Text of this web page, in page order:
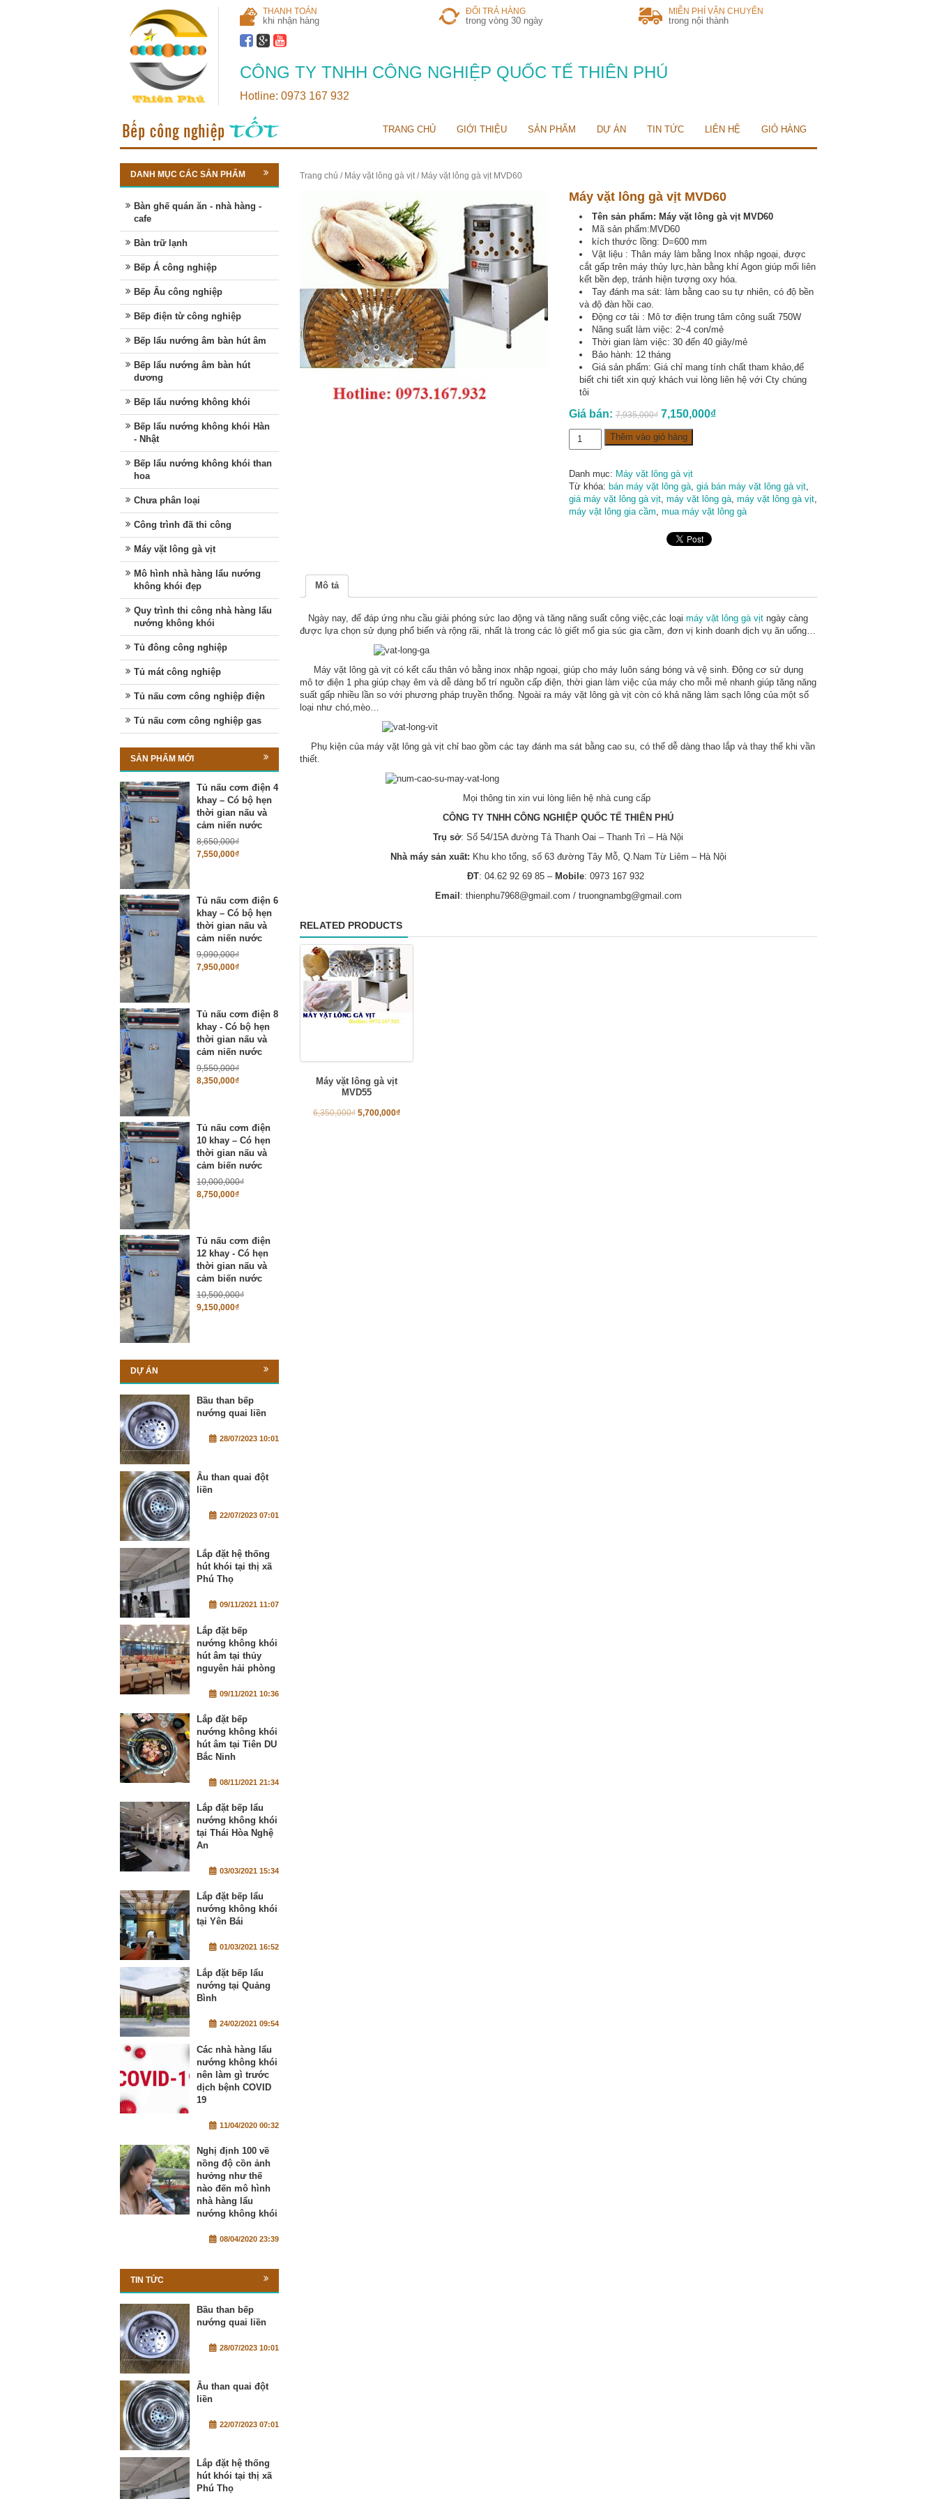
THANH TOÁN
khi nhận hàng
ĐỔI TRẢ HÀNG
trong vòng 30 ngày
MIỄN PHÍ VẬN CHUYỂN
trong nội thành
CÔNG TY TNHH CÔNG NGHIỆP QUỐC TẾ THIÊN PHÚ
Hotline: 0973 167 932
TRANG CHỦ GIỚI THIỆU SẢN PHẨM DỰ ÁN TIN TỨC LIÊN HỆ GIỎ HÀNG
Trang chủ / Máy vặt lông gà vịt/ Máy vặt lông gà vịt MVD60
Máy vặt lông gà vịt MVD60
Tên sản phẩm: Máy vặt lông gà vịt MVD60
Mã sản phẩm:MVD60
kích thước lồng: D=600 mm
Vật liệu : Thân máy làm bằng Inox nhập ngoại, được
cắt gấp trên máy thủy lực,hàn bằng khí Agon giúp mối liên
kết bền đẹp, tránh hiện tượng oxy hóa.
Tay đánh ma sát: làm bằng cao su tự nhiên, có độ bền
và độ đàn hồi cao.
Động cơ tải : Mô tơ điện trung tâm công suất 750W
Năng suất làm việc: 2~4 con/mẻ
Thời gian làm việc: 30 đến 40 giây/mẻ
Bảo hành: 12 tháng
Giá sản phẩm: Giá chỉ mang tính chất tham khảo,để
biết chi tiết xin quý khách vui lòng liên hệ với Cty chúng
tôi
Giá bán:7,935,000₫ 7,150,000₫
Máy
gà
vịt
MVD60
số
Thêm vào giỏ hàng
Danh mục: Máy vặt lông gà vịt
Từ khóa: bán máy vặt lông gà, giá bán máy vặt lông gà vịt,
giá máy vặt lông gà vịt, máy vặt lông gà, máy vặt lông gà vịt,
máy vặt lông gia cầm mua máy vặt lông gà
Mô tả
Ngày nay, để đáp ứng nhu cầu giải phóng sức lao động và tăng năng suất công việc,các loại máy vặt lông gà vịtngày càng
được lựa chọn sử dụng phổ biến và rộng rãi, nhất là trong các lò giết mổ gia súc gia cầm, đơn vị kinh doanh dịch vụ ăn uống…
Máy vặt lông gà vịt có kết cấu thân vỏ bằng inox nhập ngoại, giúp cho máy luôn sáng bóng và vệ sinh. Động cơ sử dụng
mô tơ điện 1 pha giúp chạy êm và dễ dàng bố trí nguồn cấp điện, thời gian làm việc của máy cho mỗi mẻ nhanh giúp tăng năng
suất gấp nhiều lần so với phương pháp truyền thống. Ngoài ra máy vặt lông gà vịt còn có khả năng làm sạch lông của một số
loại như chó,mèo…
Phụ kiện của máy vặt lông gà vịt chỉ bao gồm các tay đánh ma sát bằng cao su, có thể dễ dàng thao lắp và thay thế khi vần
thiết.
Mọi thông tin xin vui lòng liên hệ nhà cung cấp
CÔNG TY TNHH CÔNG NGHIỆP QUỐC TẾ THIÊN PHÚ
Trụ sở: Số 54/15A đường Tả Thanh Oai – Thanh Trì – Hà Nội
Nhà máy sản xuất: Khu kho tổng, số 63 đường Tây Mỗ, Q.Nam Từ Liêm – Hà Nội
ĐT: 04.62 92 69 85 – Mobile: 0973 167 932
Email: thienphu7968@gmail.com / truongnambg@gmail.com
RELATED PRODUCTS
Máy vặt lông gà vịt
MVD55
6,350,000₫ 5,700,000₫
DANH MỤC CÁC SẢN PHẨM
Bàn ghế quán ăn - nhà hàng -
cafe
Bàn trữ lạnh
Bếp Á công nghiệp
Bếp Âu công nghiệp
Bếp điện từ công nghiệp
Bếp lẩu nướng âm bàn hút âm
Bếp lẩu nướng âm bàn hút
dương
Bếp lẩu nướng không khói
Bếp lẩu nướng không khói Hàn
- Nhật
Bếp lẩu nướng không khói than
hoa
Chưa phân loại
Công trình đã thi công
Máy vặt lông gà vịt
Mô hình nhà hàng lẩu nướng
không khói đẹp
Quy trình thi công nhà hàng lẩu
nướng không khói
Tủ đông công nghiệp
Tủ mát công nghiệp
Tủ nấu cơm công nghiệp điện
Tủ nấu cơm công nghiệp gas
SẢN PHẨM MỚI
Tủ nấu cơm điện 4
khay – Có bộ hẹn
thời gian nấu và
cảm niến nước
8,650,000₫
7,550,000₫
Tủ nấu cơm điện 6
khay – Có bộ hẹn
thời gian nấu và
cảm niến nước
9,090,000₫
7,950,000₫
Tủ nấu cơm điện 8
khay - Có bộ hẹn
thời gian nấu và
cảm niến nước
9,550,000₫
8,350,000₫
Tủ nấu cơm điện
10 khay – Có hẹn
thời gian nấu và
cảm biến nước
10,000,000₫
8,750,000₫
Tủ nấu cơm điện
12 khay - Có hẹn
thời gian nấu và
cảm biến nước
10,500,000₫
9,150,000₫
DỰ ÁN
Bầu than bếp
nướng quai liền
28/07/2023 10:01
Âu than quai đột
liền
22/07/2023 07:01
Lắp đặt hệ thống
hút khói tại thị xã
Phú Thọ
09/11/2021 11:07
Lắp đặt bếp
nướng không khói
hút âm tại thủy
nguyên hải phòng
09/11/2021 10:36
Lắp đặt bếp
nướng không khói
hút âm tại Tiên DU
Bắc Ninh
08/11/2021 21:34
Lắp đặt bếp lẩu
nướng không khói
tại Thái Hòa Nghệ
An
03/03/2021 15:34
Lắp đặt bếp lẩu
nướng không khói
tại Yên Bái
01/03/2021 16:52
Lắp đặt bếp lẩu
nướng tại Quảng
Bình
24/02/2021 09:54
Các nhà hàng lẩu
nướng không khói
nên làm gì trước
dịch bệnh COVID
19
11/04/2020 00:32
Nghị định 100 về
nồng độ cồn ảnh
hưởng như thế
nào đến mô hình
nhà hàng lẩu
nướng không khói
08/04/2020 23:39
TIN TỨC
Bầu than bếp
nướng quai liền
28/07/2023 10:01
Âu than quai đột
liền
22/07/2023 07:01
Lắp đặt hệ thống
hút khói tại thị xã
Phú Thọ